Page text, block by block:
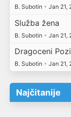
B. Subotin • Jan 21,
Služba žena
B. Subotin • Jan 21,
Dragoceni
B. Subotin • Jan 21,
Najčitanije